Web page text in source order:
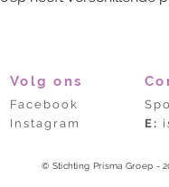
Volg ons
Facebook
Instagram
E:
© Stichting Prisma Groep -